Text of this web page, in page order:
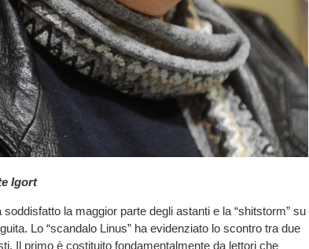
Igort
soddisfatto la maggior parte degli astanti e la “shitstorm” su
Lo “scandalo Linus” ha evidenziato lo scontro tra due
Il primo è costituito fondamentalmente da lettori che